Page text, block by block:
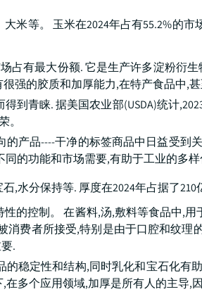
等。 玉米在2024年占有55.2%的市
占有最大份额. 它是生产许多淀粉衍
强的胶质和加厚能力,在特产食品中,
到青睐. 据美国农业部(USDA)统计
。
产品----干净的标签商品中日益受到
的功能和市场需要,有助于工业的多样
水分保持等. 厚度在2024年占据了210
的控制。 在酱料,汤,敷料等食品中,
费者所接受,特别是由于口腔和纹理
.
稳定性和结构,同时乳化和宝石化有
多个应用领域,加厚是所有人的主导,